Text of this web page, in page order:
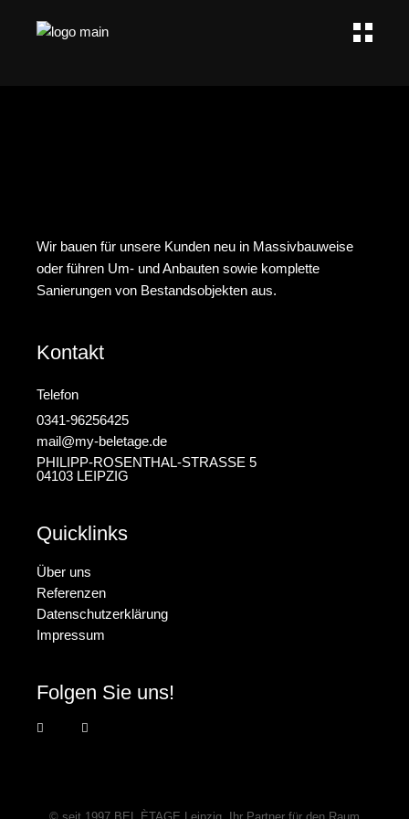
Wir bauen für unsere Kunden neu in Massivbauweise
oder führen Um- und Anbauten sowie komplette
Sanierungen von Bestandsobjekten aus.
Kontakt
Telefon
0341-96256425
mail@my-beletage.de
PHILIPP-ROSENTHAL-STRASSE 5
04103 LEIPZIG
Quicklinks
Über uns
Referenzen
Datenschutzerklärung
Impressum
Folgen Sie uns!